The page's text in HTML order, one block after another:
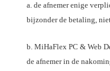
a. de afnemer enige
bijzonder de betaling,
b. MiHaFlex PC & Web
de afnemer in de